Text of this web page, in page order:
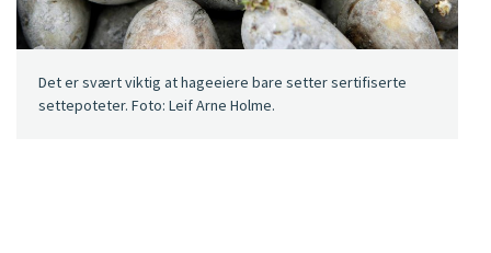
Det er svært viktig at hageeiere bare setter sertifiserte
settepoteter. Foto: Leif Arne Holme.